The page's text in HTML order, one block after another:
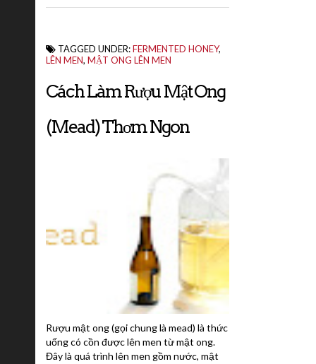
TAGGED UNDER:FERMENTED HONEY,
LÊN MEN, MẬT ONG LÊN MEN
Cách Làm Rượu Mật Ong
(mead) Thơm Ngon
Rượu mật ong (gọi chung là mead) là thức
uống có cồn được lên men từ mật ong.
Đây là quá trình lên men gồm nước, mật